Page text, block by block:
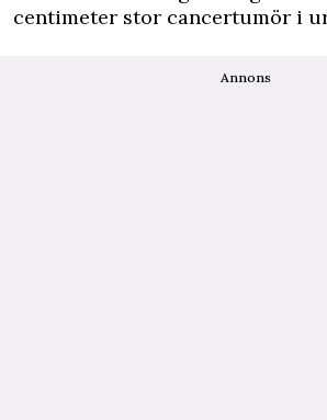
centimeter stor cancertumör i
Annons